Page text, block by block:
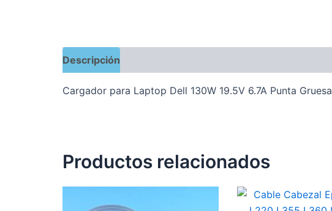
Descripción
Cargador para Laptop Dell 130W 19.5V 6.7A Punta Gruesa
Productos relacionados